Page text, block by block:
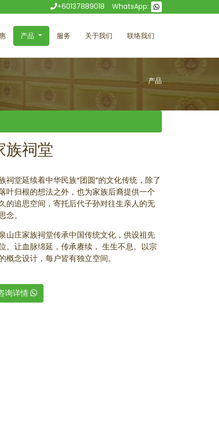
+60137889018 WhatsApp:
产品 服务 关于我们 联络我们
产品
族祠堂
祠堂延续着中华民族“团圆”的文化传统，除了
叶归根的想法之外，也为家族后裔提供一个
的追思空间，寄托后代子孙对往生亲人的无
念。
山庄家族祠堂传承中国传统文化，供设祖先
。让血脉绵延，传承赓续， 生生不息。以宗
概念设计，每户皆有独立空间。
询详情